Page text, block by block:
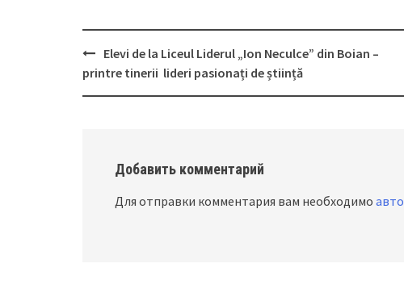
Post
navigation
Elevi de la Liceul Liderul „Ion Neculce” din Boian –
printre tinerii lideri pasionați de știință
Добавить комментарий
Для отправки комментария вам необходимо